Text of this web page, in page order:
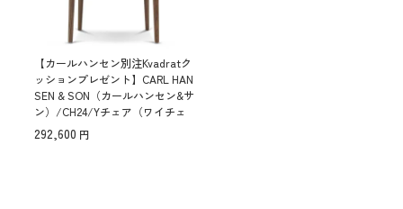
【カールハンセン別注Kvadratク
ッションプレゼント】CARL HAN
SEN & SON（カールハンセン&サ
ン）/CH24/Yチェア（ワイチェ
ア）/ウォールナット材/オイル
仕上げ/ブラックペーパーコー
292,600